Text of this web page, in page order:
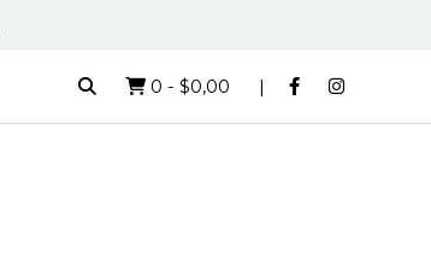
0 - $0,00